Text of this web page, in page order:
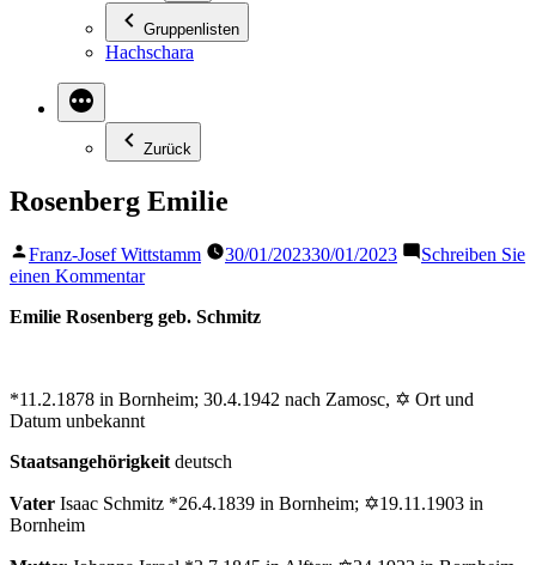
Gruppenlisten
Hachschara
Zurück
Rosenberg Emilie
Veröffentlicht
von
Franz-Josef Wittstamm 30/01/202330/01/2023
Schreiben Sie
einen Kommentarzu
Emilie
Emilie Rosenberg geb. Schmitz
*11.2.1878 in Bornheim; 30.4.1942 nach Zamosc, ✡ Ort und
Datum unbekannt
Staatsangehörigkeit deutsch
Vater Isaac Schmitz *26.4.1839 in Bornheim; ✡19.11.1903 in
Bornheim